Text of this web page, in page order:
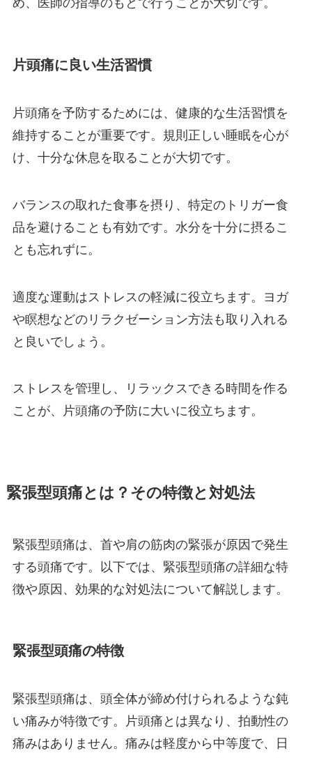
め、医師の指導のもとで行うことが大切です。
片頭痛に良い生活習慣
片頭痛を予防するためには、健康的な生活習慣を
維持することが重要です。規則正しい睡眠を心が
け、十分な休息を取ることが大切です。
バランスの取れた食事を摂り、特定のトリガー食
品を避けることも有効です。水分を十分に摂るこ
とも忘れずに。
適度な運動はストレスの軽減に役立ちます。ヨガ
や瞑想などのリラクゼーション方法も取り入れる
と良いでしょう。
ストレスを管理し、リラックスできる時間を作る
ことが、片頭痛の予防に大いに役立ちます。
緊張型頭痛とは？その特徴と対処法
緊張型頭痛は、首や肩の筋肉の緊張が原因で発生
する頭痛です。以下では、緊張型頭痛の詳細な特
徴や原因、効果的な対処法について解説します。
緊張型頭痛の特徴
緊張型頭痛は、頭全体が締め付けられるような鈍
い痛みが特徴です。片頭痛とは異なり、拍動性の
痛みはありません。痛みは軽度から中等度で、日